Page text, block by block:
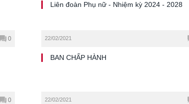
Liên đoàn Phụ nữ - Nhiệm kỳ 2024 - 2028
0 22/02/2021
BAN CHẤP HÀNH
0 22/02/2021